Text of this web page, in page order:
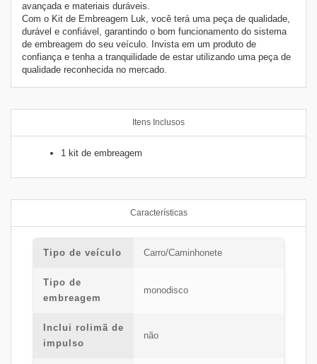
avançada e materiais duráveis.
Com o Kit de Embreagem Luk, você terá uma peça de qualidade,
durável e confiável, garantindo o bom funcionamento do sistema
de embreagem do seu veículo. Invista em um produto de
confiança e tenha a tranquilidade de estar utilizando uma peça de
qualidade reconhecida no mercado.
Itens Inclusos
1 kit de embreagem
Características
Tipo de veículo Carro/Caminhonete
Tipo de
embreagem
monodisco
Inclui rolimã de
impulso
não